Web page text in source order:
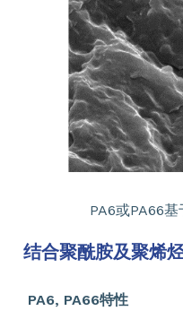
PA6或PA66
结合聚酰胺及聚烯
PA6, PA66特性